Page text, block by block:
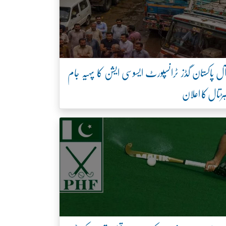
پاکستان گڈز ٹرانسپورٹ ایسوسی ایشن کا پہیہ جام
کا اعلان